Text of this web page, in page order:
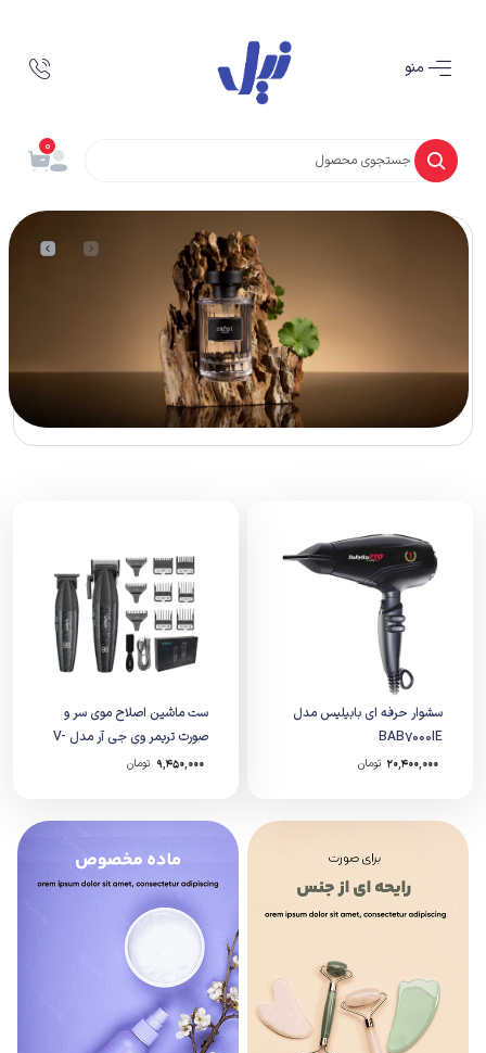
0
عطر و ادکلن کاشت ناخن
مشاهده بیشتر
سشوار حرفه ای بابیلیس مدل
BAB7000IE
۲۰,۴۰۰,۰۰۰ تومان
ست ماشین اصلاح موی سر و
صورت تریمر وی جی آر مدل V-
640
۹,۴۵۰,۰۰۰ تومان